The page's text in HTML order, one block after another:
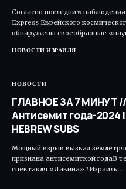
Согласно последним
Express Еврейского
обнаружены своеобразные
НОВОСТИ ИЗРАИЛЯ
НОВОСТИ
ГЛАВНОЕ ЗА 7 МИНУТ
Антисемит года-2024
HEBREW SUBS
Мощный взрыв вызвал
признана антисемиткой годаВ
спектакля «Лавина»#Израиль…